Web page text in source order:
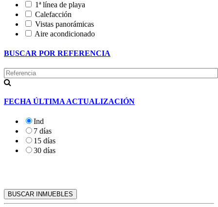
1ª línea de playa
Calefacción
Vistas panorámicas
Aire acondicionado
BUSCAR POR REFERENCIA
FECHA ÚLTIMA ACTUALIZACIÓN
Ind
7 días
15 días
30 días